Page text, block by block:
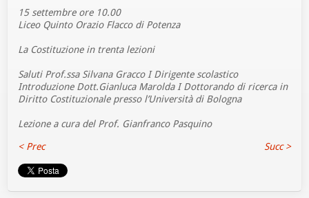
15 settembre ore 10.00
Liceo Quinto Orazio Flacco di Potenza
La Costituzione in trenta lezioni
Saluti Prof.ssa Silvana Gracco I Dirigente scolastico
Introduzione Dott.Gianluca Marolda I Dottorando di ricerca in
Diritto Costituzionale presso l’Università di Bologna
Lezione a cura del Prof. Gianfranco Pasquino
< Prec
Succ >